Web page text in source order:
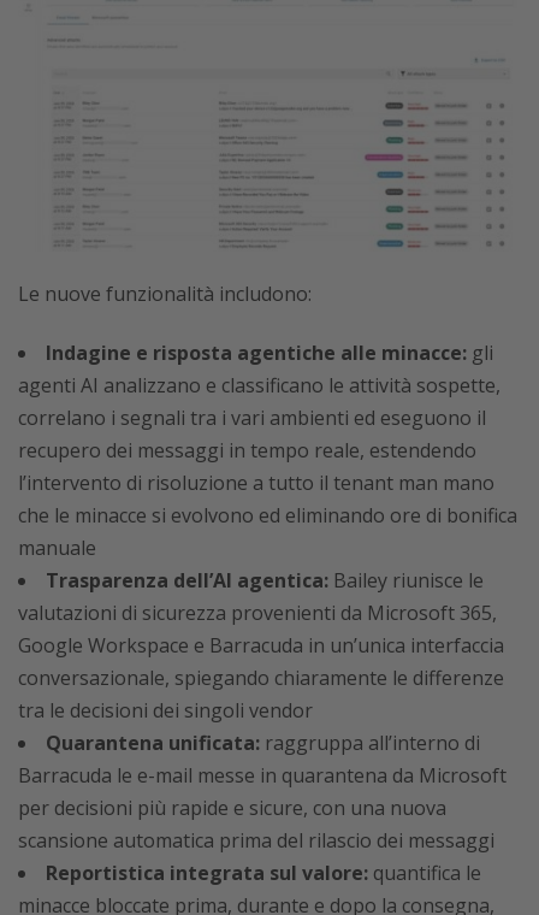
Le nuove funzionalità includono:
Indagine e risposta agentiche alle minacce: gli
agenti AI analizzano e classificano le attività sospette,
correlano i segnali tra i vari ambienti ed eseguono il
recupero dei messaggi in tempo reale, estendendo
l’intervento di risoluzione a tutto il tenant man mano
che le minacce si evolvono ed eliminando ore di bonifica
manuale
Trasparenza dell’AI agentica: Bailey riunisce le
valutazioni di sicurezza provenienti da Microsoft 365,
Google Workspace e Barracuda in un’unica interfaccia
conversazionale, spiegando chiaramente le differenze
tra le decisioni dei singoli vendor
Quarantena unificata: raggruppa all’interno di
Barracuda le e-mail messe in quarantena da Microsoft
per decisioni più rapide e sicure, con una nuova
scansione automatica prima del rilascio dei messaggi
Reportistica integrata sul valore: quantifica le
minacce bloccate prima, durante e dopo la consegna,